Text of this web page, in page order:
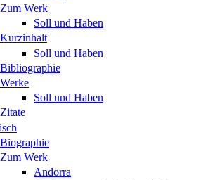
Zum Werk
Soll und Haben
Kurzinhalt
Soll und Haben
Bibliographie
Werke
Soll und Haben
Zitate
Biographie
Zum Werk
Andorra